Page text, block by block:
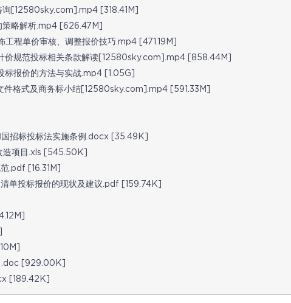
询[12580sky.com].mp4 [318.41M]
策略解析.mp4 [626.47M]
工程单价审核、调整报价技巧.mp4 [471.19M]
价规范投标相关条款解读[12580sky.com].mp4 [858.44M]
标报价的方法与实战.mp4 [1.05G]
件格式及商务标小结[12580sky.com].mp4 [591.33M]
国招标投标法实施条例.docx [35.49K]
造项目.xls [545.50K]
.pdf [16.31M]
清单投标报价的现状及建议.pdf [159.74K]
.doc [929.00K]
[189.42K]